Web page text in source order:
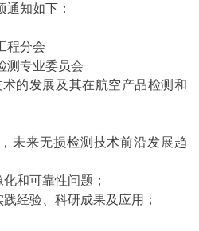
知如下：
程分会
测专业委员会
的发展及其在航空产品检测和
未来无损检测技术前沿发展趋
和可靠性问题；
经验、科研成果及应用；